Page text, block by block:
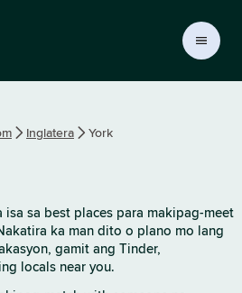
Inglatera York
sa best places para makipag-meet
ka man dito o plano mo lang
gamit ang Tinder,
locals near you.